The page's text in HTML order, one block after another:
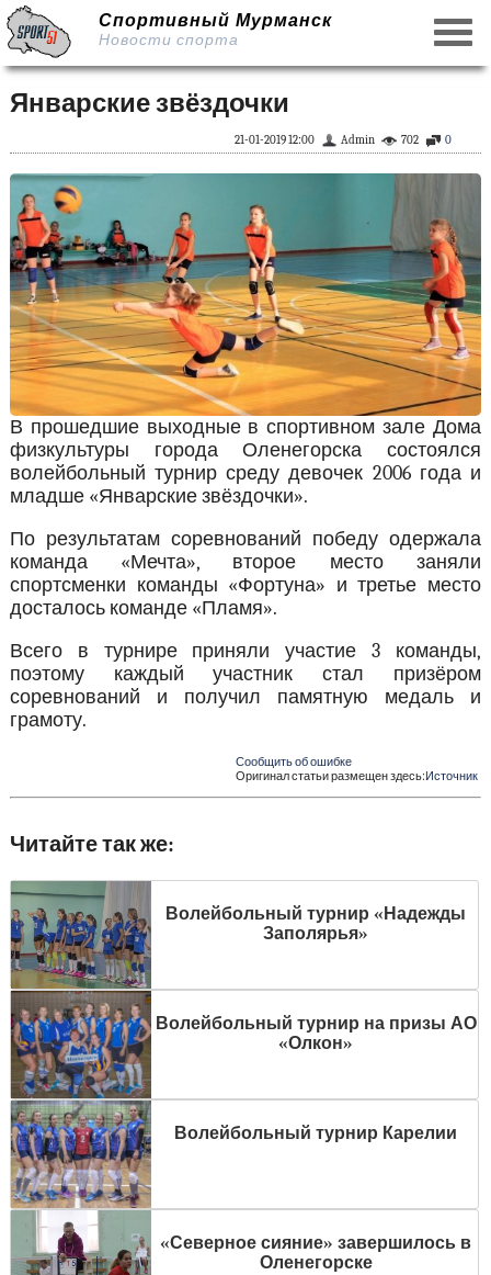
Спортивный Мурманск
Новости спорта
Январские звёздочки
0
702
Admin
21-01-2019 12:00
В прошедшие выходные в спортивном зале Дома
физкультуры города Оленегорска состоялся
волейбольный турнир среду девочек 2006 года и
младше «Январские звёздочки».
По результатам соревнований победу одержала
команда «Мечта», второе место заняли
спортсменки команды «Фортуна» и третье место
досталось команде «Пламя».
Всего в турнире приняли участие 3 команды,
поэтому каждый участник стал призёром
соревнований и получил памятную медаль и
грамоту.
Сообщить об ошибке
Оригинал статьи размещен здесь:Источник
Читайте так же:
Волейбольный турнир «Надежды
Заполярья»
Волейбольный турнир на призы АО
«Олкон»
Волейбольный турнир Карелии
«Северное сияние» завершилось в
Оленегорске